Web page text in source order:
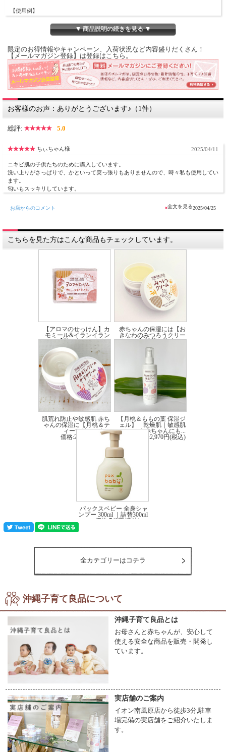
【使用例】
お肌の汚れを吸着し、やさしく天然石けんが洗いクリアなお肌に導きます。
・ボディソープとして。
【対象年齢】6歳以上
【重量】75g
【全成分】全成分：石鹸素地（ヤシ油、パーム油、オリーブ油、ヒマシ油、水、水
酸化Na）、グリセリン、トレハロース、シア脂、ハイビスカス葉エキス、麻炭、
ホワイトカオリン、ラベンダー精油
●目に入った場合は、こすらずにすすいでください。
●化粧品認可を受けた石鹸です。
●小さいお子様は皮脂の分泌が少なく、お肌が乾燥しがちです。
麻炭が皮膚の汚れや脂を吸着し落とすことに着目し作られたこちらの石けんは、
6歳未満の小さいお子様のご使用には適しません。
※お肌にやさしい天然由来の成分で作られております。そのため、製品の色や香り
※予告なくパッケージが変更になる場合がございます。ご了承ください。
▼ 商品説明の続きを見る ▼
限定のお得情報やキャンペーン、入荷状況など内容盛りだくさん！
【メールマガジン登録】は登録はこちら。
お客様のお声：ありがとうございます♪（1件）
総評: 5.0
ちぃちゃん様 2025/04/11
ニキビ肌の子供たちのために購入しています。
洗い上りがさっぱりで、かといって突っ張りもありませんので、時々私も使用してい
ます。
匂いもスッキリしています。
お店からのコメント 2025/04/25
こちらを見た方はこんな商品もチェックしています。
【アロマのせっけん】カ
モミール&イランイラン
【秋・冬におすす...
価格:1,100円(税込)
赤ちゃんの保湿には【お
きなわのみつろうクリー
ム】肌荒れ防止に...
価格:2,860円(税込)
肌荒れ防止や敏感肌 赤ち
ゃんの保湿に【月桃＆テ
ィーツリーのケ...
価格:2,970円(税込)
【月桃＆ももの葉 保湿ジ
ェル】 乾燥肌｜敏感肌
｜赤ちゃんにも...
価格:2,970円(税込)
パックスベビー 全身シャ
ンプー 300ml ｜詰替300ml
価格:748円(税込)
全カテゴリーはコチラ
沖縄子育て良品について
沖縄子育て良品とは
お母さんと赤ちゃんが、安心して
使える安全な商品を販売・開発し
ています。
実店舗のご案内
イオン南風原店から徒歩3分,駐車
場完備の実店舗をご紹介いたしま
す。